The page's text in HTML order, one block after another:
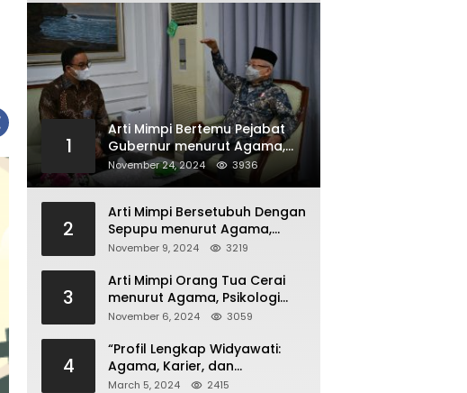
1
Arti Mimpi Bertemu Pejabat
Gubernur menurut Agama,
Psikologi dan Primbon Jawa
November 24, 2024 3936
2
Arti Mimpi Bersetubuh Dengan
Sepupu menurut Agama,
Psikologi dan Primbon Jawa
November 9, 2024 3219
3
Arti Mimpi Orang Tua Cerai
menurut Agama, Psikologi
dan Primbon Jawa
November 6, 2024 3059
4
“Profil Lengkap Widyawati:
Agama, Karier, dan
Kehidupan Pribadi”
March 5, 2024 2415